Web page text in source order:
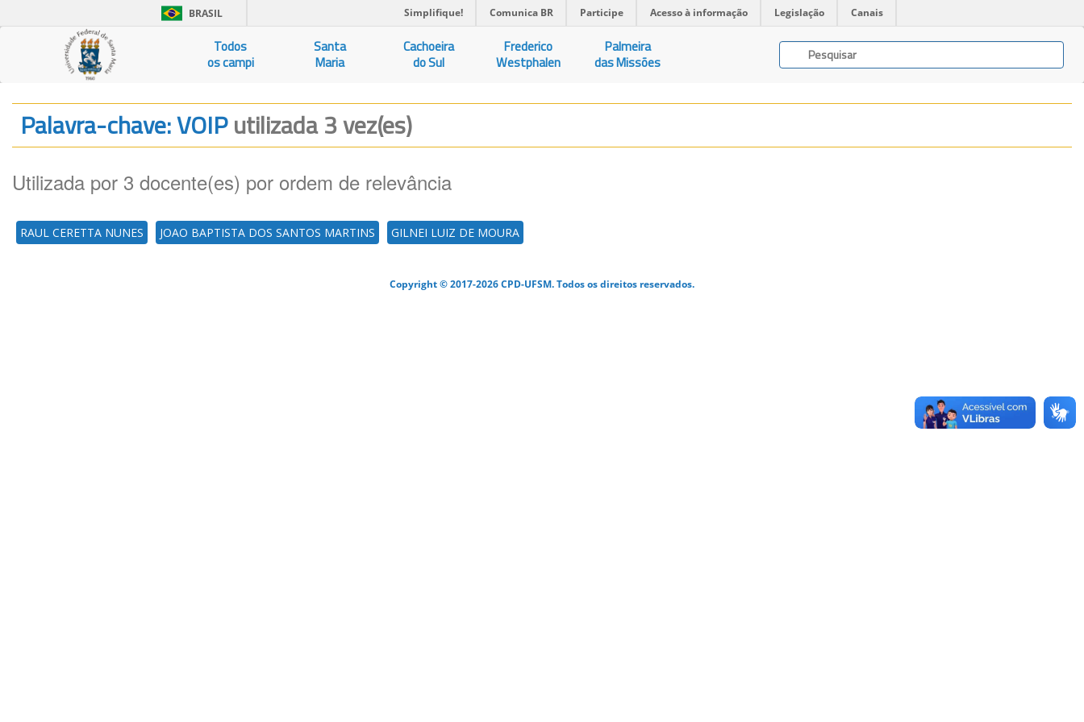
BRASIL Simplifique! Comunica BR Participe Acesso à informação Legislação Canais
Todos
os campi
Santa
Maria
Cachoeira
do Sul
Frederico
Westphalen
Palmeira
das Missões
Palavra-chave: VOIPutilizada 3 vez(es)
Utilizada por 3 docente(es) por ordem de relevância
RAUL CERETTA NUNES JOAO BAPTISTA DOS SANTOS MARTINS GILNEI LUIZ DE MOURA
Copyright © 2017-2026 CPD-UFSM. Todos os direitos reservados.